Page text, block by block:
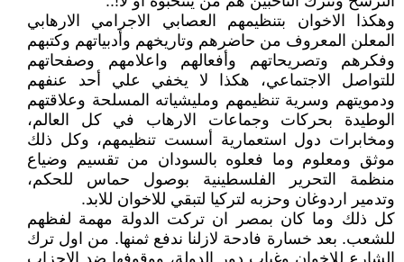
وهكذا الاخوان بتنظيمهم العصابي الاجرامي الارهابي
المعلن المعروف من حاضرهم وتاريخهم وأدبياتهم وكتبهم
وفكرهم وتصريحاتهم وأفعالهم واعلامهم وصفحاتهم
للتواصل الاجتماعي، هكذا لا يخفي علي أحد عنفهم
ودمويتهم وسرية تنظيمهم ومليشياته المسلحة وعلاقتهم
الوطيدة بحركات وجماعات الارهاب في كل العالم،
ومخابرات دول استعمارية أسست تنظيمهم، وكل ذلك
موثق ومعلوم وما فعلوه بالسودان من تقسيم وضياع
منظمة التحرير الفلسطينية بوصول حماس للحكم،
وتدمير اردوغان وحزبه لتركيا لتبقي للاخوان للابد.
كل ذلك وما كان بمصر ان تركت الدولة مهمة لفظهم
للشعب. بعد خسارة فادحة لازلنا ندفع ثمنها. من اول ترك